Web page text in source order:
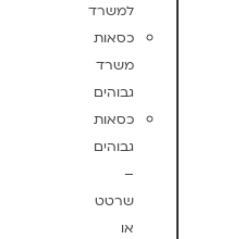
למשרד
כסאות
משרד
גבוהים
כסאות
גבוהים
–
שרטט
או